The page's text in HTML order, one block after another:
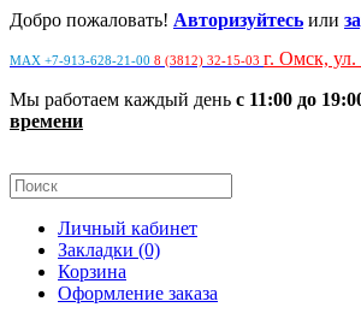
Добро пожаловать! Авторизуйтесь или
MAX +7-913-628-21-00 8 (3812) 32-15-03 г. Омск, ул.
Мы работаем каждый день с 11:00 до
времени
Личный кабинет
Закладки (0)
Корзина
Оформление заказа